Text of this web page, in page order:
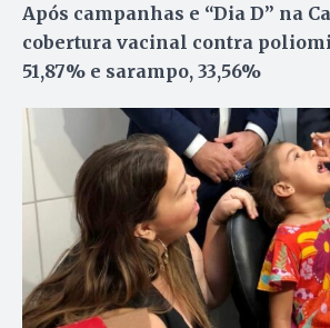
Após campanhas e “Dia D” na
cobertura vacinal contra
51,87% e sarampo, 33,56%